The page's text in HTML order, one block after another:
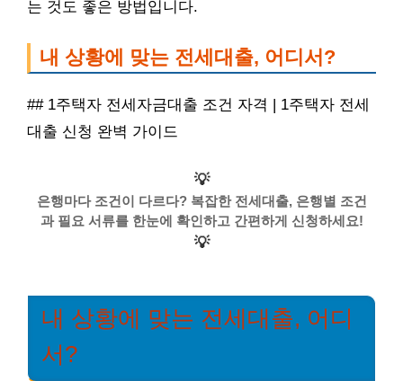
는 것도 좋은 방법입니다.
내 상황에 맞는 전세대출, 어디서?
## 1주택자 전세자금대출 조건 자격 | 1주택자 전세
대출 신청 완벽 가이드
💡
은행마다 조건이 다르다? 복잡한 전세대출, 은행별 조건
과 필요 서류를 한눈에 확인하고 간편하게 신청하세요!
💡
내 상황에 맞는 전세대출, 어디
서?